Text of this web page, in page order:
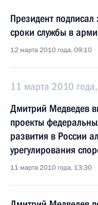
Президент
сроки службы в
12 марта 2010 года, 09:10
11 марта 2010 года,
Дмитрий Медведев
проекты
развития в России
урегулирования
11 марта 2010 года, 13:30